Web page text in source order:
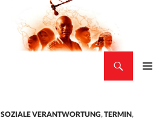
SOZIALE VERANTWORTUNG,TERMIN,